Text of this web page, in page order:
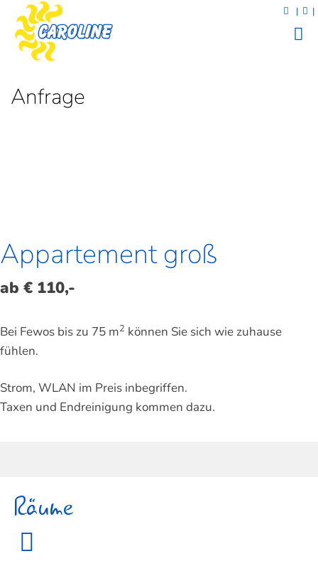
| |
Anfrage
Appartement groß
ab € 110,-
Bei Fewos bis zu 75 m2 können Sie sich wie zuhause
fühlen.
Strom, WLAN im Preis inbegriffen.
Taxen und Endreinigung kommen dazu.
Räume